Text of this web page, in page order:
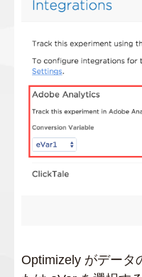
Optimizely がデータ